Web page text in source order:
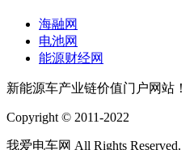
海融网
电池网
能源财经网
新能源车产业链价值门户网站！
Copyright © 2011-2022
我爱电车网 All Rights Reserved.